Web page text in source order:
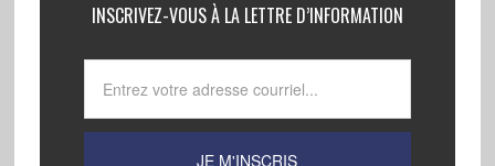
INSCRIVEZ-VOUS À LA LETTRE D’INFORMATION